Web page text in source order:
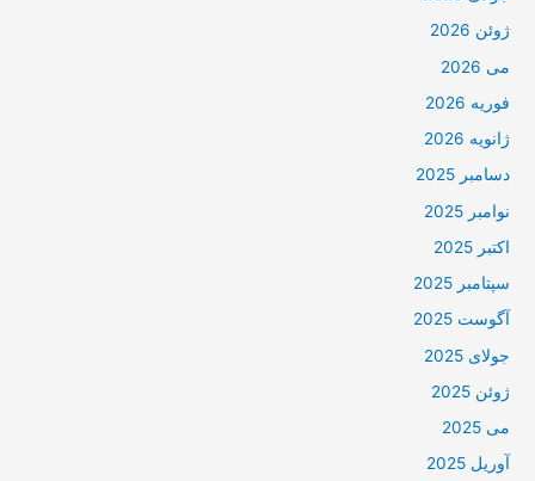
ژوئن 2026
می 2026
فوریه 2026
ژانویه 2026
دسامبر 2025
نوامبر 2025
اکتبر 2025
سپتامبر 2025
آگوست 2025
جولای 2025
ژوئن 2025
می 2025
آوریل 2025